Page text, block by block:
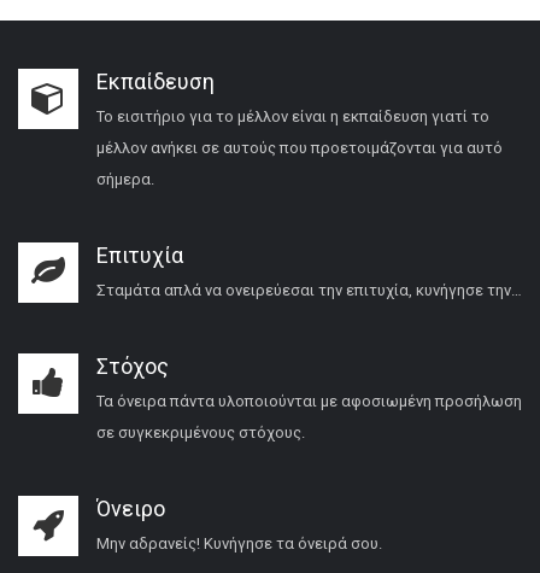
Εκπαίδευση
Το εισιτήριο για το μέλλον είναι η εκπαίδευση γιατί το
μέλλον ανήκει σε αυτούς που προετοιμάζονται για αυτό
σήμερα.
Επιτυχία
Σταμάτα απλά να ονειρεύεσαι την επιτυχία, κυνήγησε την…
Στόχος
Τα όνειρα πάντα υλοποιούνται με αφοσιωμένη προσήλωση
σε συγκεκριμένους στόχους.
Όνειρο
Μην αδρανείς! Κυνήγησε τα όνειρά σου.